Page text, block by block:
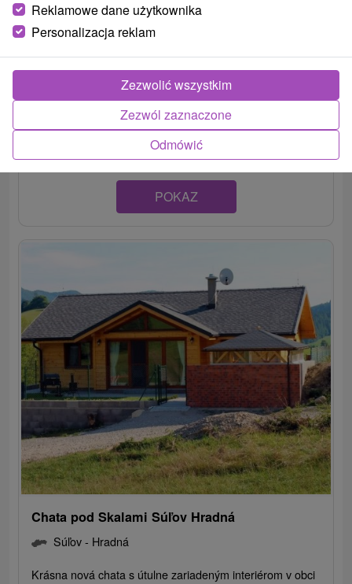
Chata Lúčky Súľov - Hradná
Súľov - Hradná
Útulne a príjemne zariadená chata v pokojnom prostredí
obce Súľov-Hradná disponuje dvomi spálňami...
POKAZ
Chata pod Skalami Súľov Hradná
Súľov - Hradná
Krásna nová chata s útulne zariadeným interiérom v obci
Reklamowe dane użytkownika
Personalizacja reklam
Odmówić
Zezwól zaznaczone
Zezwolić wszystkim